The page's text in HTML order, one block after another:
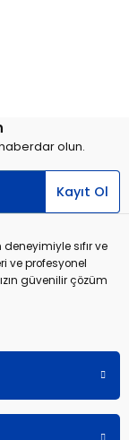
olun.
Kayıt Ol
deneyimiyle sıfır ve
ve profesyonel
güvenilir çözüm